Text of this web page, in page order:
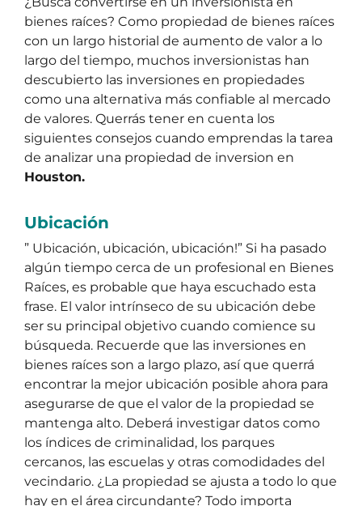
bienes raíces? Como propiedad de bienes raíces
con un largo historial de aumento de valor a lo
largo del tiempo, muchos inversionistas han
descubierto las inversiones en propiedades
como una alternativa más confiable al mercado
de valores. Querrás tener en cuenta los
siguientes consejos cuando emprendas la tarea
de analizar una propiedad de inversion en
Houston.
Ubicación
” Ubicación, ubicación, ubicación!” Si ha pasado
algún tiempo cerca de un profesional en Bienes
Raíces, es probable que haya escuchado esta
frase. El valor intrínseco de su ubicación debe
ser su principal objetivo cuando comience su
búsqueda. Recuerde que las inversiones en
bienes raíces son a largo plazo, así que querrá
encontrar la mejor ubicación posible ahora para
asegurarse de que el valor de la propiedad se
mantenga alto. Deberá investigar datos como
los índices de criminalidad, los parques
cercanos, las escuelas y otras comodidades del
vecindario. ¿La propiedad se ajusta a todo lo que
hay en el área circundante? Todo importa